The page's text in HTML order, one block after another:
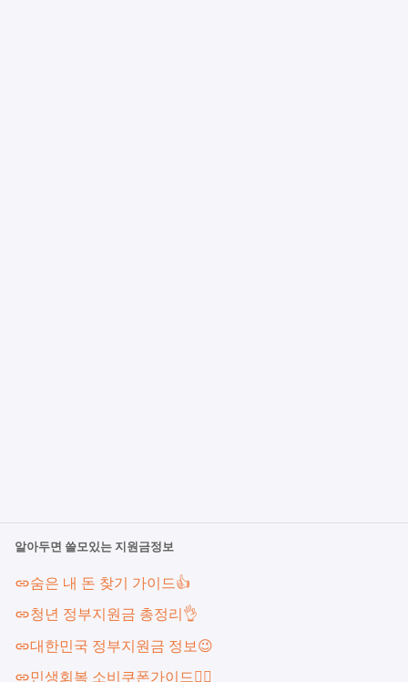
알아두면 쓸모있는 지원금정보
숨은 내 돈 찾기 가이드👍
청년 정부지원금 총정리👌
대한민국 정부지원금 정보😉
민생회복 소비쿠폰가이드🐱‍🏍